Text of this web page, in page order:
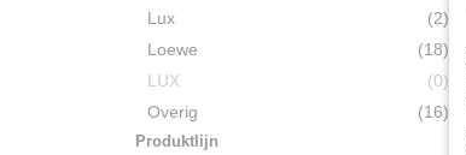
Lux
(2)
Loewe
(18)
LUX
(0)
Overig
(16)
Produktlijn